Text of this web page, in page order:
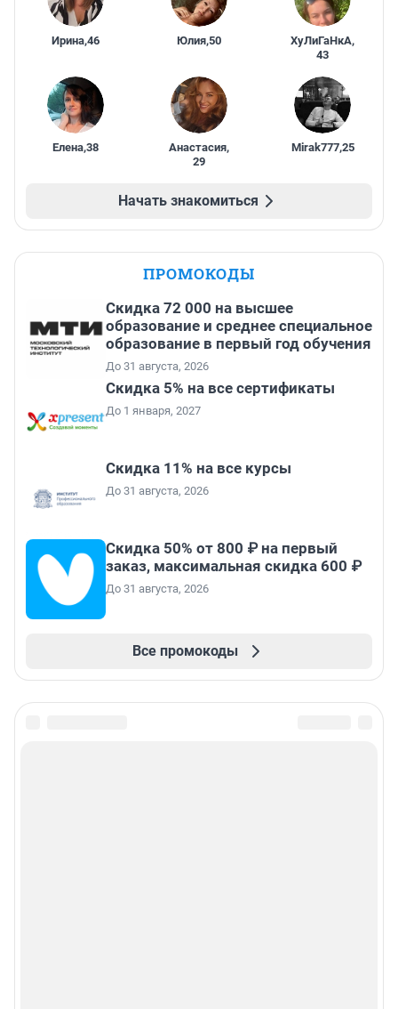
Ирина,46 Юлия,50 ХуЛиГаНкА,
43
Елена,38 Анастасия,
29
Mirak777,25
Начать знакомиться
ПРОМОКОДЫ
Скидка 72 000 на высшее
образование и среднее специальное
образование в первый год обучения
До 31 августа, 2026
Скидка 5% на все сертификаты
До 1 января, 2027
Скидка 11% на все курсы
До 31 августа, 2026
Скидка 50% от 800 ₽ на первый
заказ, максимальная скидка 600 ₽
До 31 августа, 2026
Все промокоды